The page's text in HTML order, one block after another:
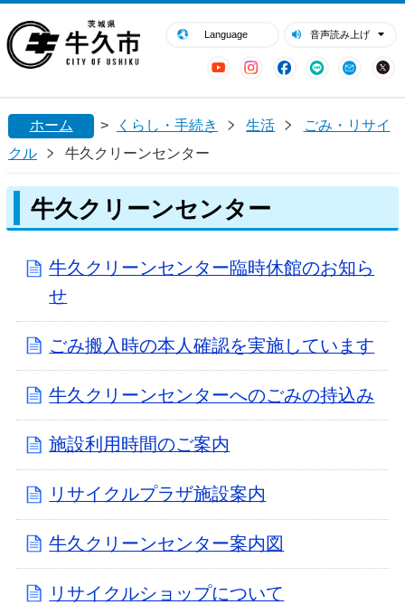
Language 音声読み上げ
YouTubeInstagram
Facebook
LINE Mail
閉じる
ホーム > くらし・手続き 生活
ごみ・リサイ
クル
牛久クリーンセンター
牛久クリーンセンター
牛久クリーンセンター臨時休館のお知ら
せ
ごみ搬入時の本人確認を実施しています
牛久クリーンセンターへのごみの持込み
施設利用時間のご案内
リサイクルプラザ施設案内
牛久クリーンセンター案内図
リサイクルショップについて